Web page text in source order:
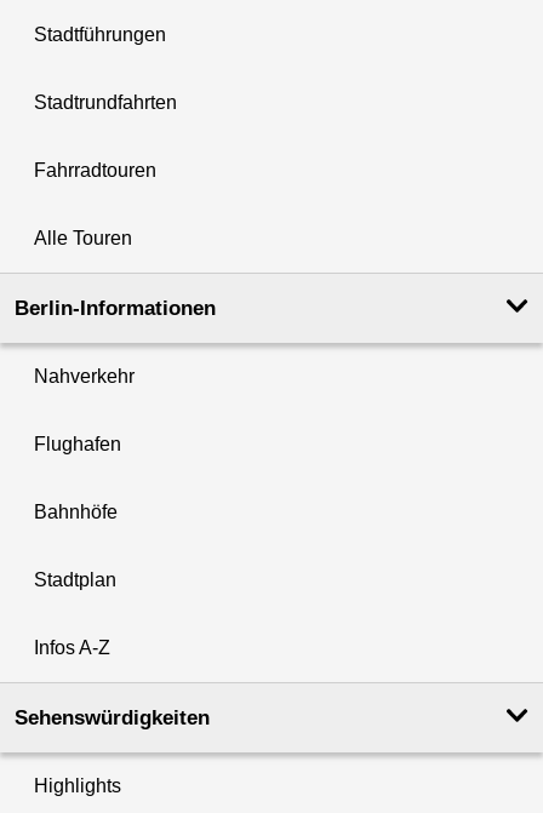
Stadtführungen
Stadtrundfahrten
Fahrradtouren
Alle Touren
Berlin-Informationen
Nahverkehr
Flughafen
Bahnhöfe
Stadtplan
Infos A-Z
Sehenswürdigkeiten
Highlights